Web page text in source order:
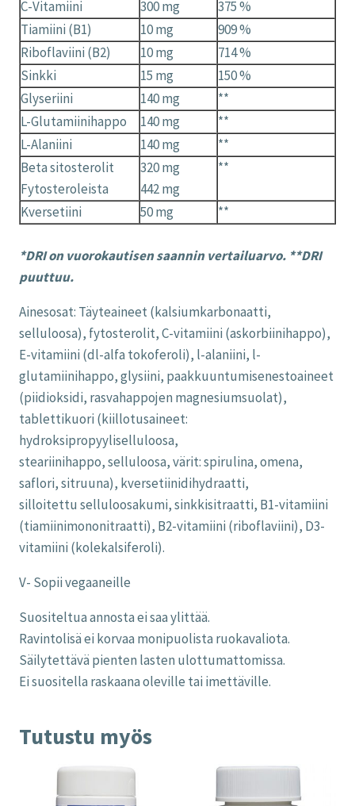
C-Vitamiini 300 mg
375 %
Tiamiini (B1)
10 mg
909 %
Riboflaviini (B2)
10 mg
714 %
Sinkki
15 mg
150 %
Glyseriini
140 mg
**
L-Glutamiinihappo
140 mg
**
L-Alaniini
140 mg
**
Beta sitosterolit
Fytosteroleista
320 mg
442 mg
**
Kversetiini 50 mg **
*DRI on vuorokautisen saannin vertailuarvo. **DRI
puuttuu.
Ainesosat: Täyteaineet (kalsiumkarbonaatti,
selluloosa), fytosterolit, C-vitamiini (askorbiinihappo),
E-vitamiini (dl-alfa tokoferoli), l-alaniini, l-
glutamiinihappo, glysiini, paakkuuntumisenestoaineet
(piidioksidi, rasvahappojen magnesiumsuolat),
tablettikuori (kiillotusaineet:
hydroksipropyyliselluloosa,
steariinihappo, selluloosa, värit: spirulina, omena,
saflori, sitruuna), kversetiinidihydraatti,
silloitettu selluloosakumi, sinkkisitraatti, B1-vitamiini
(tiamiinimononitraatti), B2-vitamiini (riboflaviini), D3-
vitamiini (kolekalsiferoli).
V- Sopii vegaaneille
Suositeltua annosta ei saa ylittää.
Ravintolisä ei korvaa monipuolista ruokavaliota.
Säilytettävä pienten lasten ulottumattomissa.
Ei suositella raskaana oleville tai imettäville.
Tutustu myös